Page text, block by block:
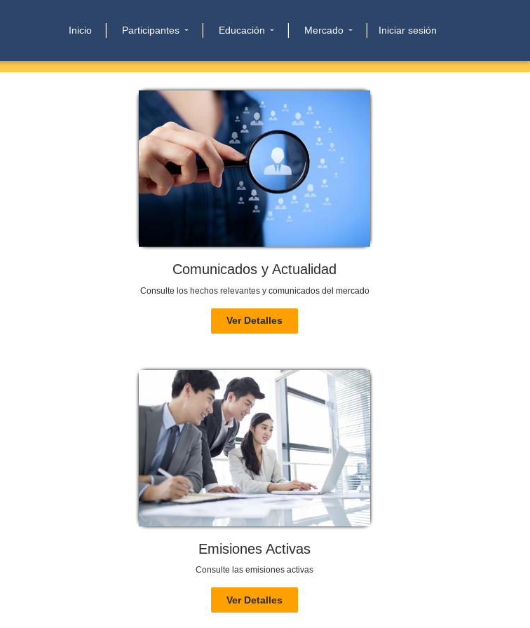
Inicio Participantes Educación Mercado Iniciar sesión
Comunicados y Actualidad
Consulte los hechos relevantes y comunicados del mercado
Ver Detalles
Emisiones Activas
Consulte las emisiones activas
Ver Detalles